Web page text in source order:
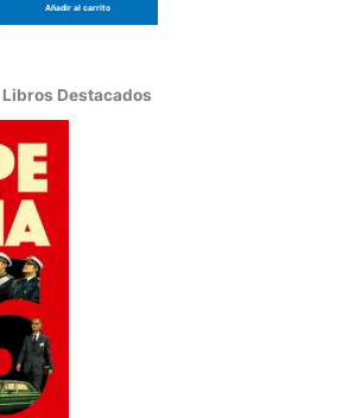
Añadir al carrito
Libros Destacados